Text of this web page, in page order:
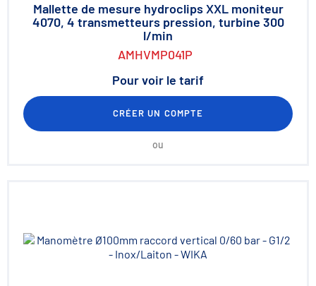
Mallette de mesure hydroclips XXL moniteur
4070, 4 transmetteurs pression, turbine 300
l/min
AMHVMP041P
Pour voir le tarif
CRÉER UN COMPTE
ou